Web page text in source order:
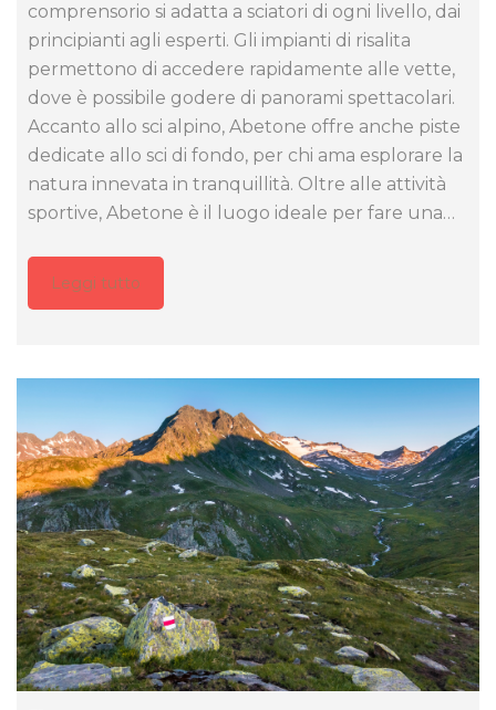
comprensorio si adatta a sciatori di ogni livello, dai
principianti agli esperti. Gli impianti di risalita
permettono di accedere rapidamente alle vette,
dove è possibile godere di panorami spettacolari.
Accanto allo sci alpino, Abetone offre anche piste
dedicate allo sci di fondo, per chi ama esplorare la
natura innevata in tranquillità. Oltre alle attività
sportive, Abetone è il luogo ideale per fare una…
Leggi tutto